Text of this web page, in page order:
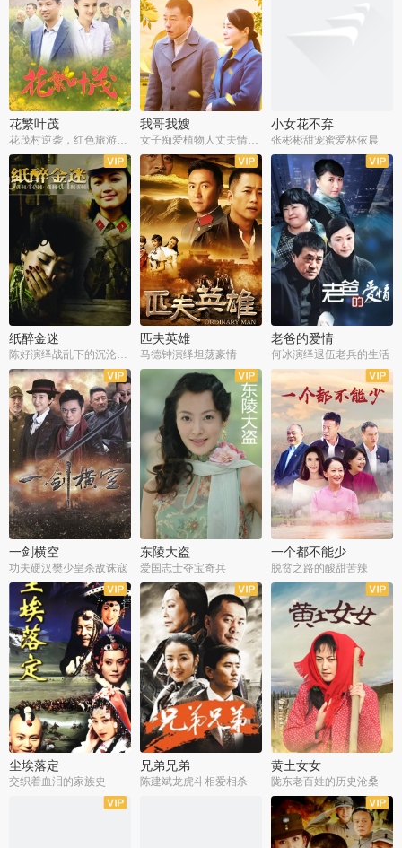
花繁叶茂
花茂村逆袭，红色旅游出圈
我哥我嫂
女子痴爱植物人丈夫情定一生
小女花不弃
张彬彬甜宠蜜爱林依晨
全42集
纸醉金迷
全35集
匹夫英雄
马德钟演绎坦荡豪情
全32集
老爸的爱情
何冰演绎退伍老兵的生活
全40集
一剑横空
功夫硬汉樊少皇杀敌诛寇
全33集
东陵大盗
爱国志士夺宝奇兵
全36集
一个都不能少
脱贫之路的酸甜苦辣
全25集
尘埃落定
交织着血泪的家族史
全50集
兄弟兄弟
陈建斌龙虎斗相爱相杀
全23集
黄土女女
陇东老百姓的历史沧桑
全44集